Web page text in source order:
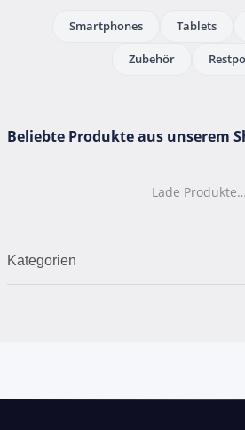
Smartphones Tablets
Zubehör
Beliebte Produkte aus unserem
Lade Produkte…
Kategorien